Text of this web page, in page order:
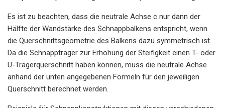
Es ist zu beachten, dass die neutrale Achse c nur dann der
Hälfte der Wandstärke des Schnappbalkens entspricht, wenn
die Querschnittsgeometrie des Balkens dazu symmetrisch ist.
Da die Schnappträger zur Erhöhung der Steifigkeit einen T- oder
U-Trägerquerschnitt haben können, muss die neutrale Achse
anhand der unten angegebenen Formeln für den jeweiligen
Querschnitt berechnet werden.